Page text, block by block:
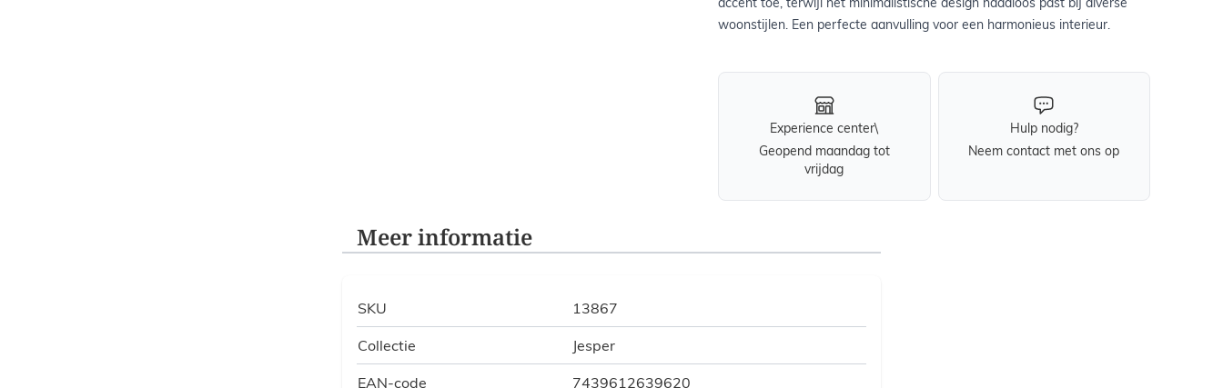
woonstijlen. Een perfecte aanvulling voor een harmonieus interieur.
Experience center\
Geopend maandag tot
vrijdag
Hulp nodig?
Neem contact met ons op
Meer informatie
SKU 13867
Collectie Jesper
EAN-code 7439612639620